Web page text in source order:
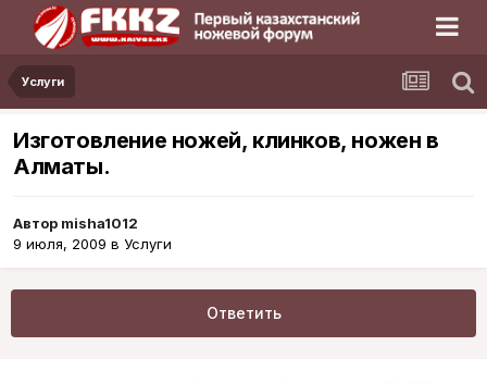
Услуги
Изготовление ножей, клинков, ножен в
Алматы.
Автор misha1012
9 июля, 2009 в Услуги
Ответить